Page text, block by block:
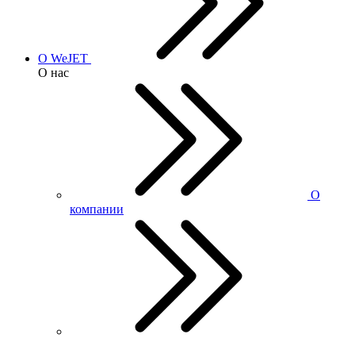
О WeJET
О нас
О
компании